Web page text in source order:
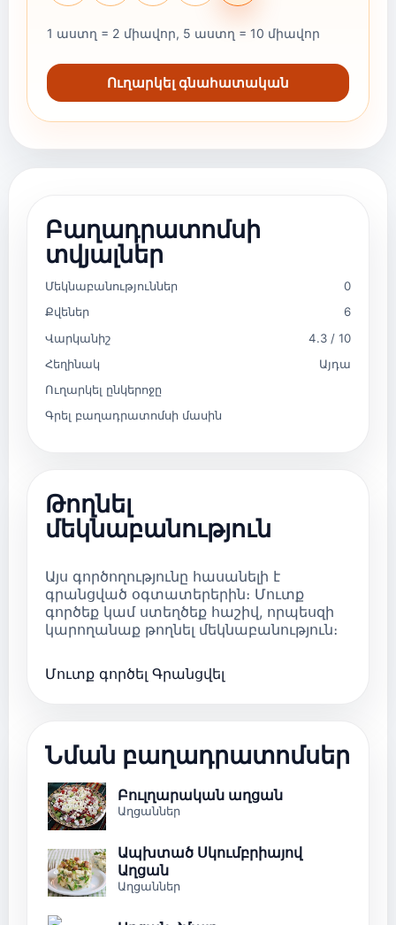
1 աստղ = 2 միավոր, 5 աստղ = 10 միավոր
Ուղարկել գնահատական
Բաղադրատոմսի
տվյալներ
Մեկնաբանություններ
0
Քվեներ
6
Վարկանիշ
4.3 / 10
Հեղինակ
Այդա
Ուղարկել ընկերոջը
Գրել բաղադրատոմսի մասին
Թողնել
մեկնաբանություն
Այս գործողությունը հասանելի է
գրանցված օգտատերերին։ Մուտք
գործեք կամ ստեղծեք հաշիվ, որպեսզի
կարողանաք թողնել մեկնաբանություն։
Մուտք գործել Գրանցվել
Նման բաղադրատոմսեր
Բուլղարական աղցան
Աղցաններ
Ապխտած Սկումբրիայով
Աղցան
Աղցաններ